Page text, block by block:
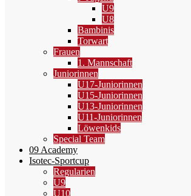
U9
U8
Bambinis
Torwart
Frauen
1. Mannschaft
Juniorinnen
U17-Juniorinnen
U15-Juniorinnen
U13-Juniorinnen
U11-Juniorinnen
Löwenkids
Special Team
09 Academy
Isotec-Sportcup
Regularien
U9
U10